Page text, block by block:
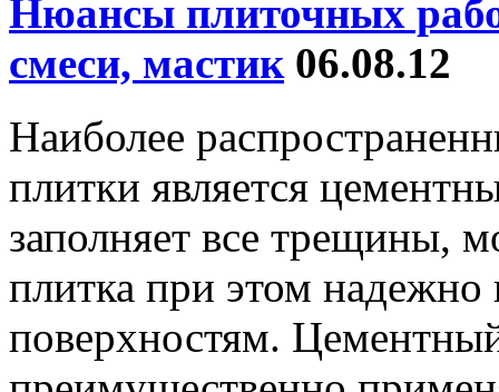
Нюансы плиточных
смеси, мастик 06.08.12
Наиболее
плитки является
заполняет все трещины,
плитка при этом
поверхностям.